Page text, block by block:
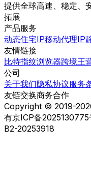
提供全球高速、稳定、
拓展
产品服务
动态住宅IP移动代理IP
友情链接
比特指纹浏览器跨境王
公司
关于我们隐私协议服务
友链交换商务合作
Copyright © 2019-
有京ICP备
B2-20253918